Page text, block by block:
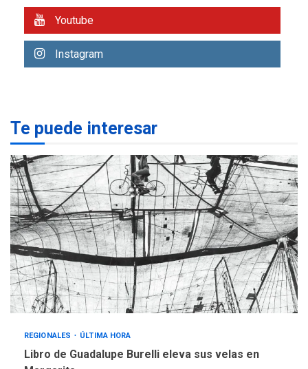
2
Margarita será sede de
para aprender a atender
adultos mayores
3
REGIONALES ÚLTIMA HORA
Mariño fortalece capacidad
operativa con flota
vehicular de 60 unidades
adquiridas en un año de
gestión
4
REGIONALES ÚLTIMA HORA
«Juan Bautista Arismendi» a
la altura de Macho Muerto
Youtube
Instagram
Te puede interesar
REGIONALES ÚLTIMA HORA
Libro de Guadalupe Burelli eleva sus velas en